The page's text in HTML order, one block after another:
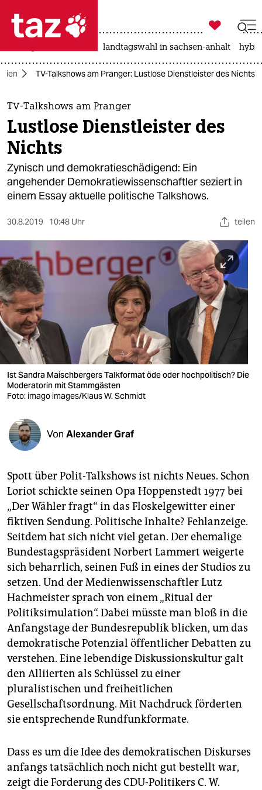
 taz zahl ich
taz zahl ich
themen
politik
öko
gesellschaft
sport
berlin
nord
wahrheit
verlag
verlag
veranstaltungen
fragen & hilfe
abo
genossenschaft
epaper login

taz zahl ich
landtagswahl in sachsen-anhalt
TV-Talkshows am Pranger: Lustlose Dienstleister des Nichts
TV-Talkshows am Pranger
Lustlose Dienstleister des
Nichts
Zynisch und demokratieschädigend: Ein
angehender Demokratiewissenschaftler seziert in
einem Essay aktuelle politische Talkshows.
30.8.2019 10:48 Uhr teilen
Ist Sandra Maischbergers Talkformat öde oder hochpolitisch? Die
Moderatorin mit Stammgästen
Foto: imago images/Klaus W. Schmidt
Von Alexander Graf
Spott über Polit-Talkshows ist nichts Neues. Schon
Loriot schickte seinen Opa Hoppenstedt 1977 bei
„Der Wähler fragt“ in das Floskelgewitter einer
fiktiven Sendung. Politische Inhalte? Fehlanzeige.
Seitdem hat sich nicht viel getan. Der ehemalige
Bundestagspräsident Norbert Lammert weigerte
sich beharrlich, seinen Fuß in eines der Studios zu
setzen. Und der Medienwissenschaftler Lutz
Hachmeister sprach von einem „Ritual der
Politiksimulation“. Dabei müsste man bloß in die
Anfangstage der Bundesrepublik blicken, um das
demokratische Potenzial öffentlicher Debatten zu
verstehen. Eine lebendige Diskussionskultur galt
den Alliierten als Schlüssel zu einer
pluralistischen und freiheitlichen
Gesellschaftsordnung. Mit Nachdruck förderten
sie entsprechende Rundfunkformate.
Dass es um die Idee des demokratischen Diskurses
anfangs tatsächlich noch nicht gut bestellt war,
zeigt die Forderung des CDU-Politikers C. W.